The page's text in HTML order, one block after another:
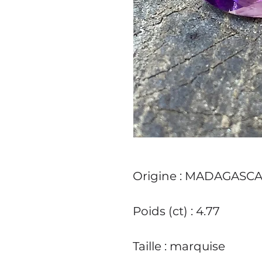
Origine :
Poids (ct) : 4.77
Taille : marquise